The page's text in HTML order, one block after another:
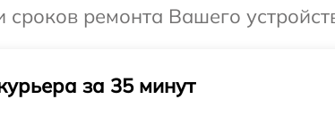
сроков ремонта Вашего
за 35 минут